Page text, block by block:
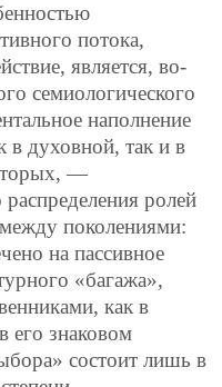
потока,
является, во-
семиологического
наполнение
в духовной, так и в
—
распределения ролей
поколениями:
на пассивное
«багажа»,
как в
его знаковом
состоит лишь в